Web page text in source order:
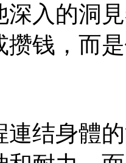
深入的洞
攒钱，而
連结身體